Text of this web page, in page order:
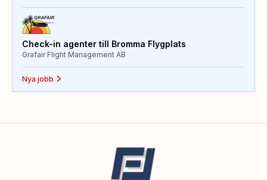
Check-in agenter till Bromma Flygplats
Grafair Flight Management AB
Nya jobb